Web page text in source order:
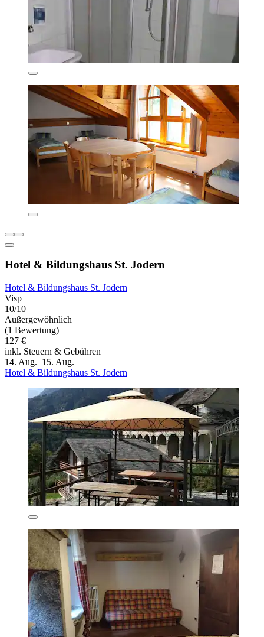
Hotel & Bildungshaus St. Jodern
Hotel & Bildungshaus St. Jodern
Visp
10/10
Außergewöhnlich
(1 Bewertung)
127 €
inkl. Steuern & Gebühren
14. Aug.–15. Aug.
Hotel & Bildungshaus St. Jodern